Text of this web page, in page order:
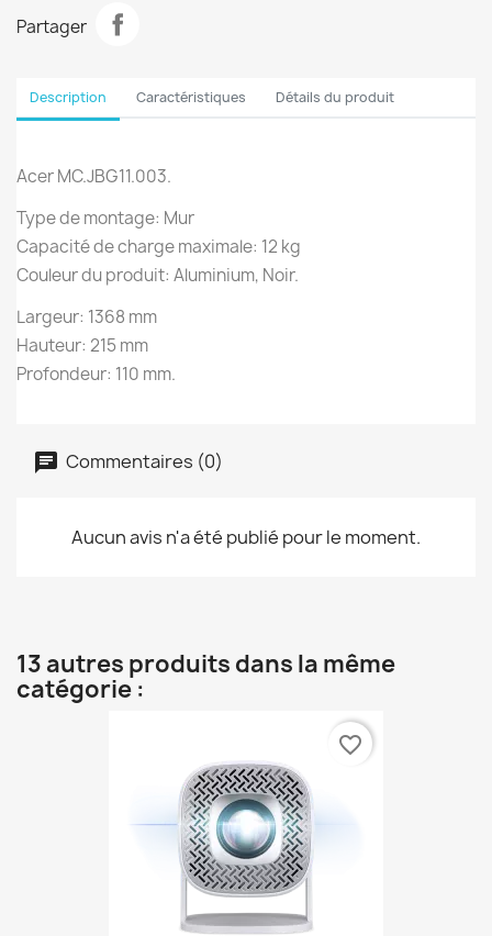
Partager
Description Caractéristiques Détails du produit
Acer MC.JBG11.003.
Type de montage: Mur
Capacité de charge maximale: 12 kg
Couleur du produit: Aluminium, Noir.
Largeur: 1368 mm
Hauteur: 215 mm
Profondeur: 110 mm.
Commentaires (0)
Aucun avis n'a été publié pour le moment.
13 autres produits dans la même
catégorie :
favorite_border